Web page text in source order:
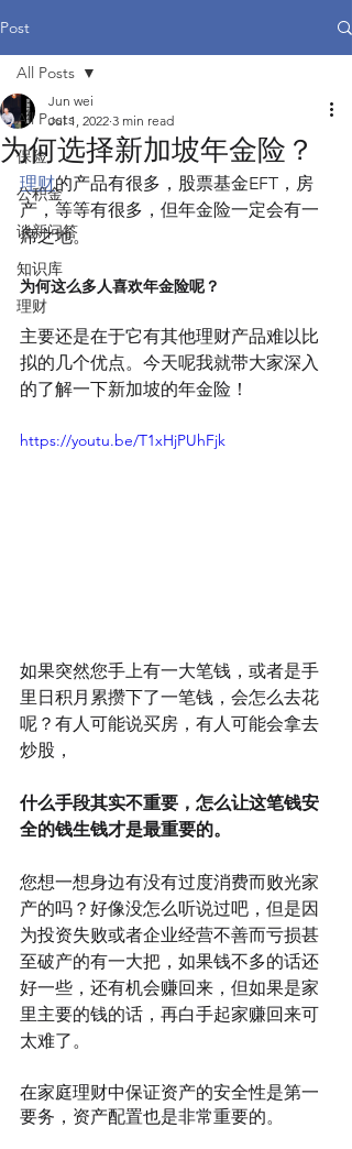
Post
All Posts
保险
公积金
谈新问答
知识库
理财
All Posts
为何选择新加坡年金险？
Jun wei
Jul 1, 2022 3 min read
理财的产品有很多，股票基金EFT，房
产，等等有很多，但年金险一定会有一
席之地。
为何这么多人喜欢年金险呢？
主要还是在于它有其他理财产品难以比
拟的几个优点。今天呢我就带大家深入
的了解一下新加坡的年金险！
https://youtu.be/T1xHjPUhFjk
如果突然您手上有一大笔钱，或者是手
里日积月累攒下了一笔钱，会怎么去花
呢？有人可能说买房，有人可能会拿去
炒股，
什么手段其实不重要，怎么让这笔钱安
全的钱生钱才是最重要的。
您想一想身边有没有过度消费而败光家
产的吗？好像没怎么听说过吧，但是因
为投资失败或者企业经营不善而亏损甚
至破产的有一大把，如果钱不多的话还
好一些，还有机会赚回来，但如果是家
里主要的钱的话，再白手起家赚回来可
太难了。
在家庭理财中保证资产的安全性是第一
要务，资产配置也是非常重要的。